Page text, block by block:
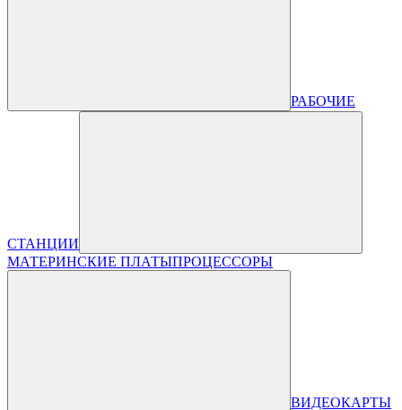
РАБОЧИЕ
СТАНЦИИ
МАТЕРИНСКИЕ ПЛАТЫПРОЦЕССОРЫ
ВИДЕОКАРТЫ